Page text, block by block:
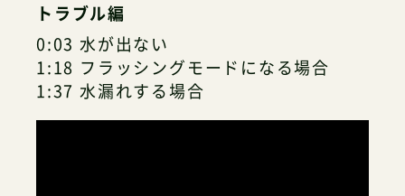
トラブル編
0:03 水が出ない
1:18 フラッシングモードになる場合
1:37 水漏れする場合